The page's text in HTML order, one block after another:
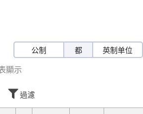
公制 都 英制单位
顯示
過濾